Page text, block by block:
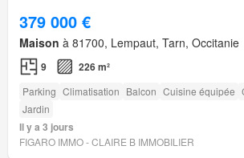
379 000 €
Maison à 81700, Lempaut, Tarn, Occitanie
9 226 m²
Parking Climatisation Balcon Cuisine équipée
Jardin
Il y a 3 jours
FIGARO IMMO - CLAIRE B IMMOBILIER